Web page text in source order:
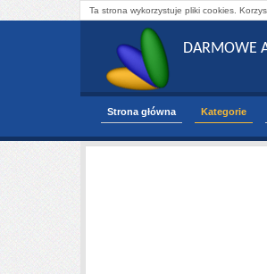
Ta strona wykorzystuje pliki cookies.
DARMOWE
Strona główna Kategorie